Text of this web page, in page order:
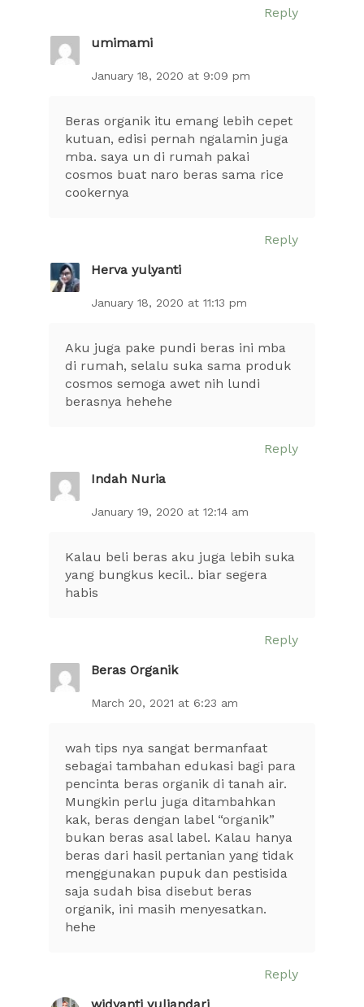
Reply
umimami
January 18, 2020 at 9:09 pm
Beras organik itu emang lebih cepet
kutuan, edisi pernah ngalamin juga
mba. saya un di rumah pakai
cosmos buat naro beras sama rice
cookernya
Reply
Herva yulyanti
January 18, 2020 at 11:13 pm
Aku juga pake pundi beras ini mba
di rumah, selalu suka sama produk
cosmos semoga awet nih lundi
berasnya hehehe
Reply
Indah Nuria
January 19, 2020 at 12:14 am
Kalau beli beras aku juga lebih suka
yang bungkus kecil.. biar segera
habis
Reply
Beras Organik
March 20, 2021 at 6:23 am
wah tips nya sangat bermanfaat
sebagai tambahan edukasi bagi para
pencinta beras organik di tanah air.
Mungkin perlu juga ditambahkan
kak, beras dengan label “organik”
bukan beras asal label. Kalau hanya
beras dari hasil pertanian yang tidak
menggunakan pupuk dan pestisida
saja sudah bisa disebut beras
organik, ini masih menyesatkan.
hehe
Reply